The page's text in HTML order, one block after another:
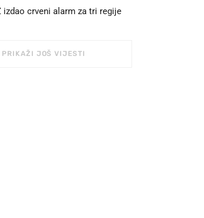
izdao crveni alarm za tri regije
PRIKAŽI JOŠ VIJESTI